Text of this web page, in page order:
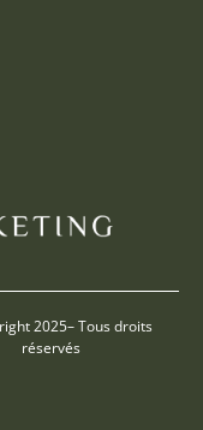
2025– Tous droits
réservés